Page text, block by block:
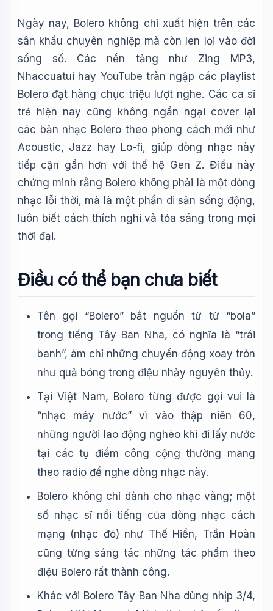
Ngày nay, Bolero không chỉ xuất hiện trên các
sân khấu chuyên nghiệp mà còn len lỏi vào đời
sống số. Các nền tảng như Zing MP3,
Nhaccuatui hay YouTube tràn ngập các playlist
Bolero đạt hàng chục triệu lượt nghe. Các ca sĩ
trẻ hiện nay cũng không ngần ngại cover lại
các bản nhạc Bolero theo phong cách mới như
Acoustic, Jazz hay Lo-fi, giúp dòng nhạc này
tiếp cận gần hơn với thế hệ Gen Z. Điều này
chứng minh rằng Bolero không phải là một dòng
nhạc lỗi thời, mà là một phần di sản sống động,
luôn biết cách thích nghi và tỏa sáng trong mọi
thời đại.
Điều có thể bạn chưa biết
Tên gọi “Bolero” bắt nguồn từ từ “bola”
trong tiếng Tây Ban Nha, có nghĩa là “trái
banh”, ám chỉ những chuyển động xoay tròn
như quả bóng trong điệu nhảy nguyên thủy.
Tại Việt Nam, Bolero từng được gọi vui là
“nhạc máy nước” vì vào thập niên 60,
những người lao động nghèo khi đi lấy nước
tại các tụ điểm công cộng thường mang
theo radio để nghe dòng nhạc này.
Bolero không chỉ dành cho nhạc vàng; một
số nhạc sĩ nổi tiếng của dòng nhạc cách
mạng (nhạc đỏ) như Thế Hiển, Trần Hoàn
cũng từng sáng tác những tác phẩm theo
điệu Bolero rất thành công.
Khác với Bolero Tây Ban Nha dùng nhịp 3/4,